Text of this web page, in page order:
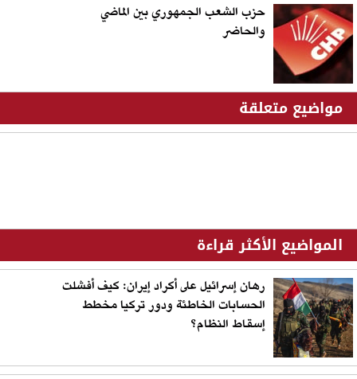
حزب الشعب الجمهوري بين الماضي
والحاضر
مواضيع متعلقة
المواضيع الأكثر قراءة
رهان إسرائيل على أكراد إيران: كيف أفشلت
الحسابات الخاطئة ودور تركيا مخطط
إسقاط النظام؟